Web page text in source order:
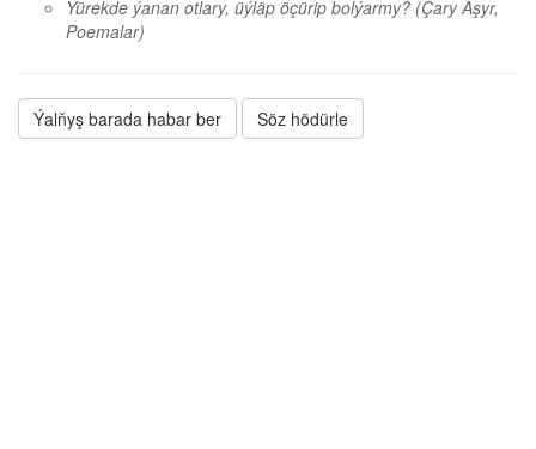
Ýürekde ýanan otlary, üýläp öçürip bolýarmy? (Çary Aşyr,
Poemalar)
Ýalňyş barada habar ber Söz hödürle